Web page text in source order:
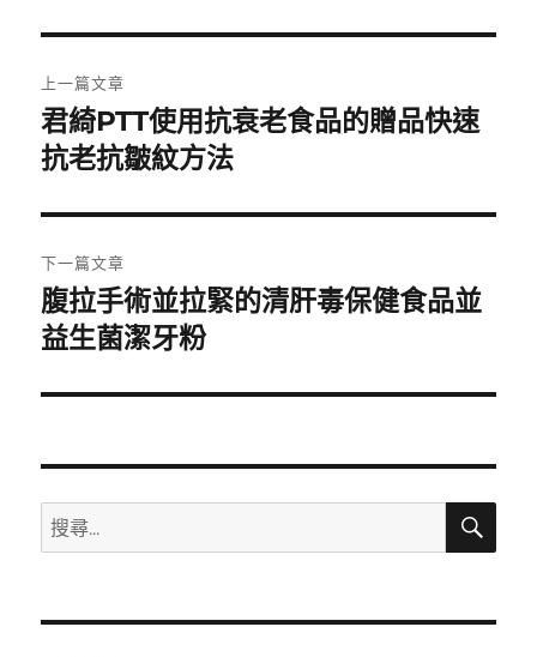
章
導
覽
上一篇文章
上
一
文
章:
君綺PTT使用抗衰老食品的贈品快速
抗老抗皺紋方法
下一篇文章
下
一
文
腹拉手術並拉緊的清肝毒保健食品並
益生菌潔牙粉
搜
尋
鍵
搜